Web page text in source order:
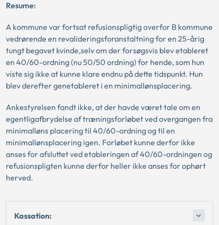
Resume:
A kommune var fortsat refusionspligtig overfor B kommune
vedrørende en revalideringsforanstaltning for en 25-årig
tungt begavet kvinde,selv om der forsøgsvis blev etableret
en 40/60-ordning (nu 50/50 ordning) for hende, som hun
viste sig ikke at kunne klare endnu på dette tidspunkt. Hun
blev derefter genetableret i en minimallønsplacering.
Ankestyrelsen fandt ikke, at der havde været tale om en
egentligafbrydelse af træningsforløbet ved overgangen fra
minimalløns placering til 40/60-ordning og til en
minimallønsplacering igen. Forløbet kunne derfor ikke
anses for afsluttet ved etableringen af 40/60-ordningen og
refusionspligten kunne derfor heller ikke anses for ophørt
herved.
Kassation: